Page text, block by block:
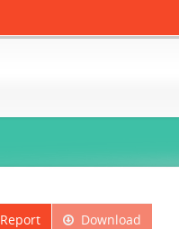
Download
Report